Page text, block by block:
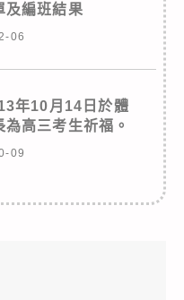
及編班結果
06
年10月14日於體
高三考生祈福。
09